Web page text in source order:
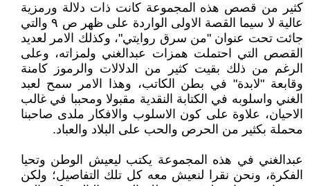
كثير من قصص هذه المجموعة كانت ذات دلالة ورمزية
عالية لا سيما القصة الاولى الواردة على ظهر ص ٩ والتي
جائت تحت عنوان "من سرق روايتي"، وكذلك الامر لعديد
القصص التي احتملت همزات عبدالغني ولمزاته، وعلى
الرغم من ذلك بقيت كثير من الدلالات والرموز كامنة
وقابعة "لابدة" في بطن الكاتب، وهذا الامر سمح لعبد
الغني واسلوبه في الكتابة النقدية مقبولا ومحببا في غالب
الاحيان، علاوة على كون الاسلوب والافكار ملدى صاحبنا
محملة بكثير من الحرص والحب على البلاد والعباد.
عبدالغني في هذه المجموعة يكتب ليعيش الوطن وتحيا
الفكرة، ونحن نقرا لنعيش معه كل تلك التفاصيل؛ ولكن